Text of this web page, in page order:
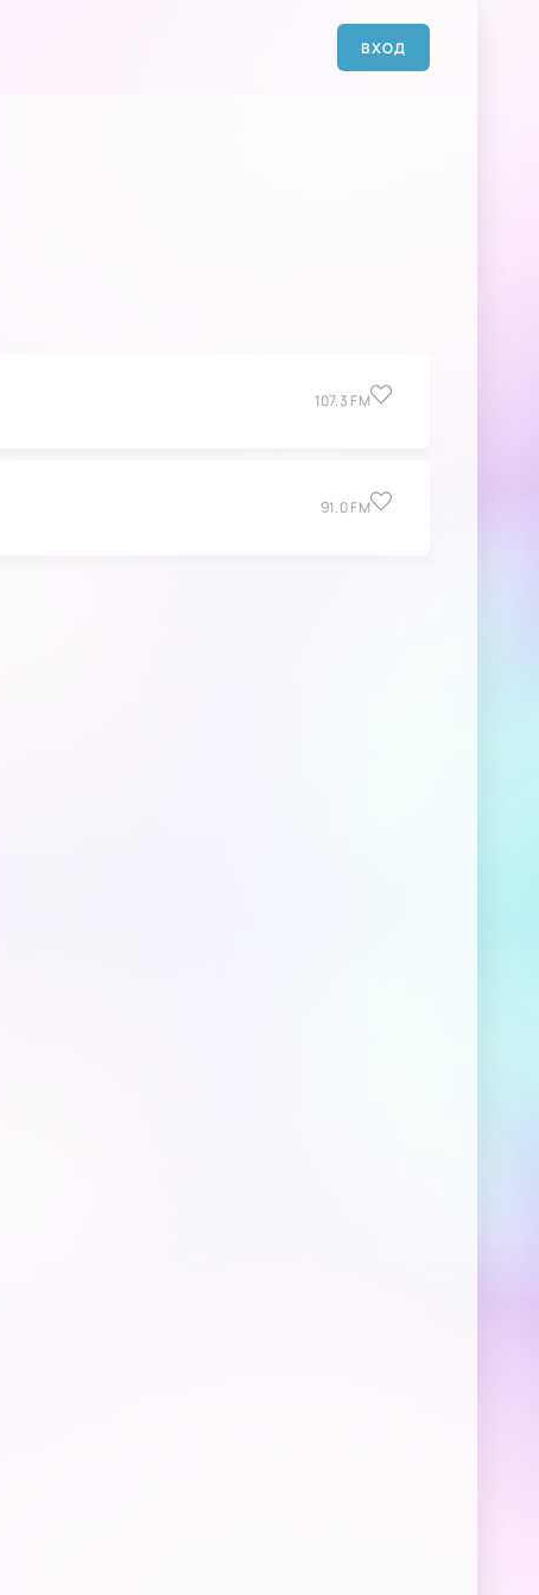
ВХОД
107.3 FM
91.0 FM